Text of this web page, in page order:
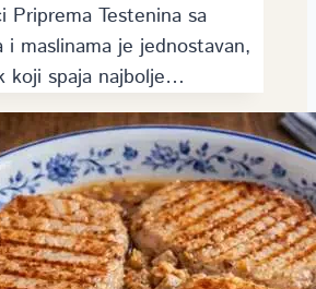
Testenina sa
i maslinama je jednostavan,
koji spaja najbolje…